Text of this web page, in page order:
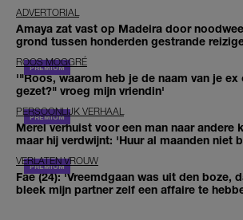
ADVERTORIAL
Amaya zat vast op Madeira door
grond tussen honderden gestrande
ROOS MOGGRÉ
'"Roos, waarom heb je de naam van je
gezet?" vroeg mijn vriendin'
PERSOONLIJK VERHAAL
Merel verhuist voor een man naar andere
maar hij verdwijnt: 'Huur al maanden niet
VERLATEN VROUW
Fae (24): 'Vreemdgaan was uit den boze,
bleek mijn partner zelf een affaire te